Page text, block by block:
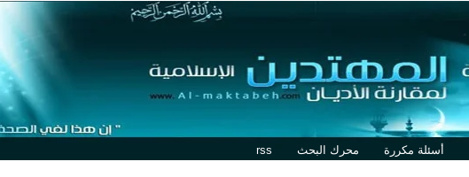
أسئلة مكررة محرك البحث rss